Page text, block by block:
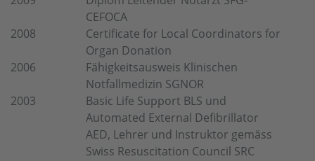
CEFOCA
2008
Certificate for Local Coordinators for
Organ Donation
2006
Fähigkeitsausweis Klinischen
Notfallmedizin SGNOR
2003
Basic Life Support BLS und
Automated External Defibrillator
AED, Lehrer und Instruktor gemäss
Swiss Resuscitation Council SRC